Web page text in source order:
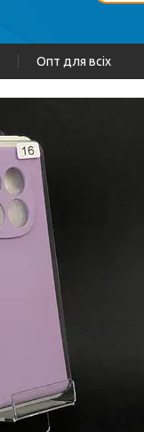
Опт для всіх